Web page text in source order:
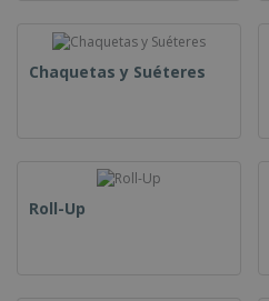
Chaquetas y Suéteres
Roll-Up